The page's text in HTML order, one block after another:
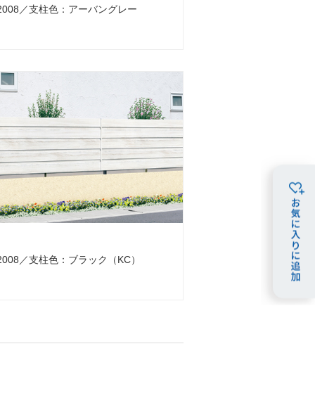
／支柱色：アーバングレー
／支柱色：ブラック（KC）